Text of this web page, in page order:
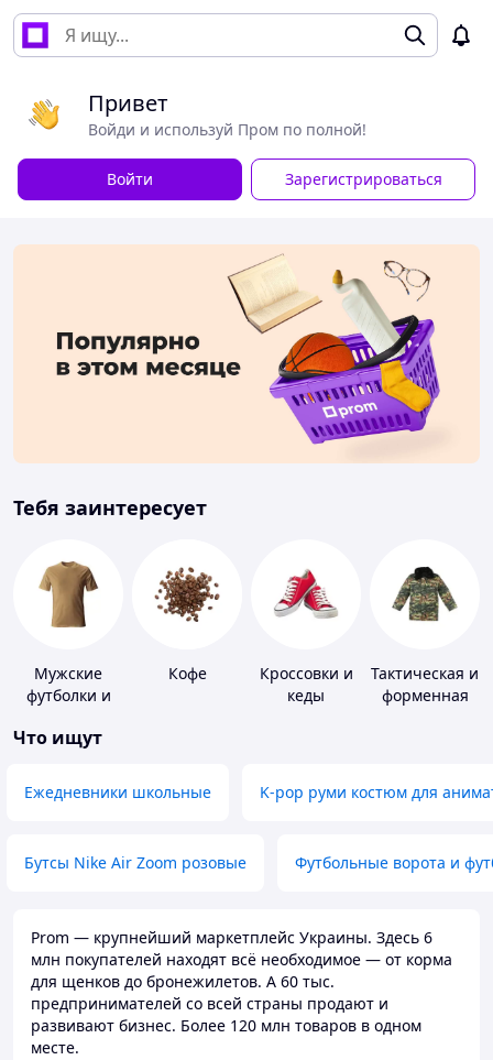
Привет
Войди и используй Пром по полной!
Войти Зарегистрироваться
Тебя заинтересует
Мужские
футболки и
Кофе
Кроссовки и
кеды
Тактическая и
форменная
Что ищут
Ежедневники школьные K-pop руми костюм для
Бутсы Nike Air Zoom розовые Футбольные ворота и
Prom — крупнейший маркетплейс Украины. Здесь 6
млн покупателей находят всё необходимое — от корма
для щенков до бронежилетов. А 60 тыс.
предпринимателей со всей страны продают и
развивают бизнес. Более 120 млн товаров в одном
месте.